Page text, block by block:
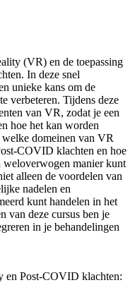
(VR) en de toepassing
In deze snel
unieke kans om de
verbeteren. Tijdens deze
van VR, zodat je een
hoe het kan worden
domeinen van VR
COVID klachten en hoe
weloverwogen manier kunt
alleen de voordelen van
nadelen en
kunt handelen in het
van deze cursus ben je
in je behandelingen